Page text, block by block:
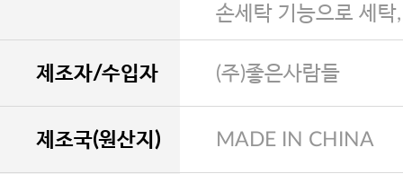
손세탁 기능으로 세탁
제조자/수입자 (주)좋은사람들
제조국(원산지) MADE IN CHINA